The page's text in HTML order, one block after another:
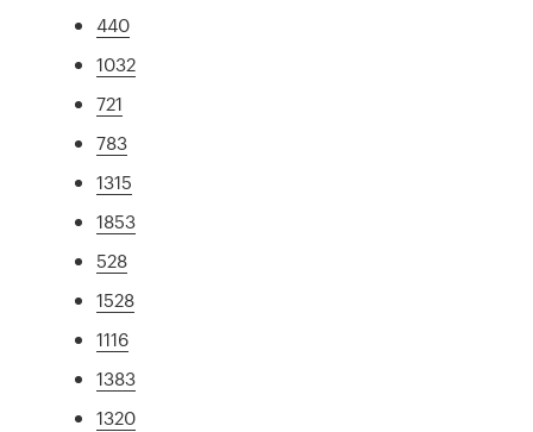
440
1032
721
783
1315
1853
528
1528
1116
1383
1320